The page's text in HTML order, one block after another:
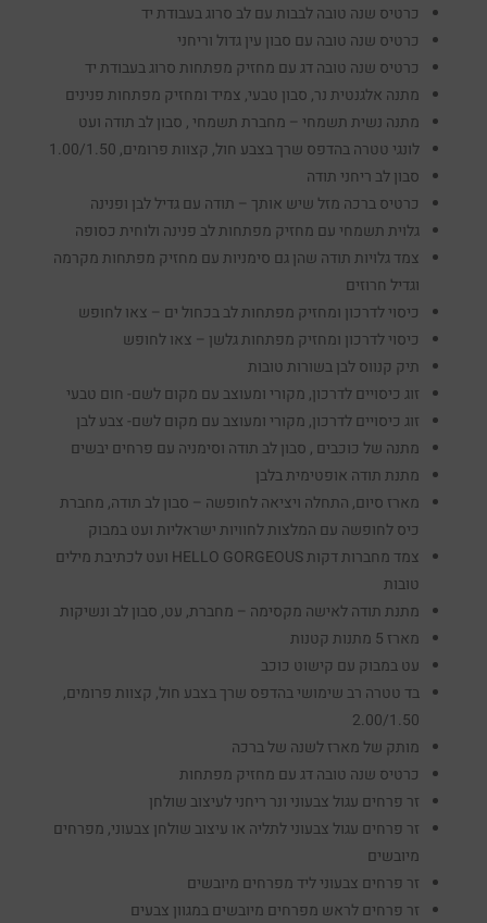
כרטיס שנה טובה לבבות עם לב סרוג בעבודת יד
כרטיס שנה טובה עם סבון עין גדול וריחני
כרטיס שנה טובה דג עם מחזיק מפתחות סרוג בעבודת יד
מתנה אלגנטית נר, סבון טבעי, צמיד ומחזיק מפתחות פנינים
מתנה נשית תשמחי – מחברת תשמחי , סבון לב תודה ועט
לונגי טטרה בהדפס שרך בצבע חול, קצוות פרומים, 1.00/1.50
סבון לב ריחני תודה
כרטיס ברכה מזל שיש אותך – תודה עם גדיל לבן ופנינה
גלוית תשמחי עם מחזיק מפתחות לב פנינה ולוחית כסופה
צמד גלויות תודה שהן גם סימניות עם מחזיק מפתחות מקרמה
וגדיל חרוזים
כיסוי לדרכון ומחזיק מפתחות לב בכחול ים – צאו לחופש
כיסוי לדרכון ומחזיק מפתחות גלשן – צאו לחופש
תיק קנווס לבן בשורות טובות
זוג כיסויים לדרכון, מקורי ומעוצב עם מקום לשם- חום טבעי
זוג כיסויים לדרכון, מקורי ומעוצב עם מקום לשם- צבע לבן
מתנה של כוכבים , סבון לב תודה וסימניה עם פרחים יבשים
מתנת תודה אופטימית בלבן
מארז סיום, התחלה ויציאה לחופשה – סבון לב תודה, מחברת
כיס לחופשה עם המלצות לחוויות ישראליות ועט במבוק
צמד מחברות דקות HELLO GORGEOUS ועט לכתיבת מילים
טובות
מתנת תודה לאישה מקסימה – מחברת, עט, סבון לב ונשיקות
מארז 5 מתנות קטנות
עט במבוק עם קישוט כוכב
בד טטרה רב שימושי בהדפס שרך בצבע חול, קצוות פרומים,
2.00/1.50
מותק של מארז לשנה של ברכה
כרטיס שנה טובה דג עם מחזיק מפתחות
זר פרחים עגול צבעוני ונר ריחני לעיצוב שולחן
זר פרחים עגול צבעוני לתליה או עיצוב שולחן צבעוני, מפרחים
מיובשים
זר פרחים צבעוני ליד מפרחים מיובשים
זר פרחים לראש מפרחים מיובשים במגוון צבעים